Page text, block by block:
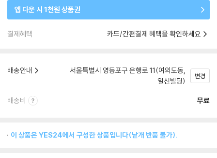
앱 다운 시 1천원 상품권
결제혜택 카드/간편결제 혜택을 확인하세요
배송안내
서울특별시 영등포구 은행로 11(여의도동,
일신빌딩)
변경
배송비 무료
이 상품은 YES24에서 구성한 상품입니다(낱개 반품 불가).